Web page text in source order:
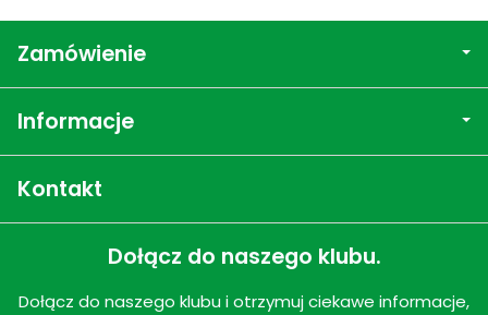
Zamówienie
Informacje
Kontakt
Dołącz do naszego klubu.
Dołącz do naszego klubu i otrzymuj ciekawe informacje,